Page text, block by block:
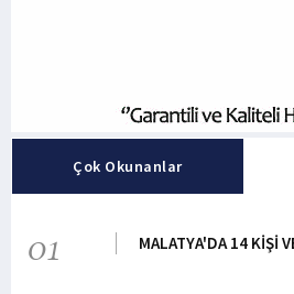
Çok Okunanlar
01 MALATYA'DA 14 KİŞİ